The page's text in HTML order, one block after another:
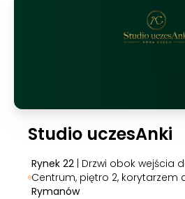
Studio uczesAnki
Rynek 22| Drzwi obok wejścia
Centrum, piętro 2, korytarzem
Rymanów